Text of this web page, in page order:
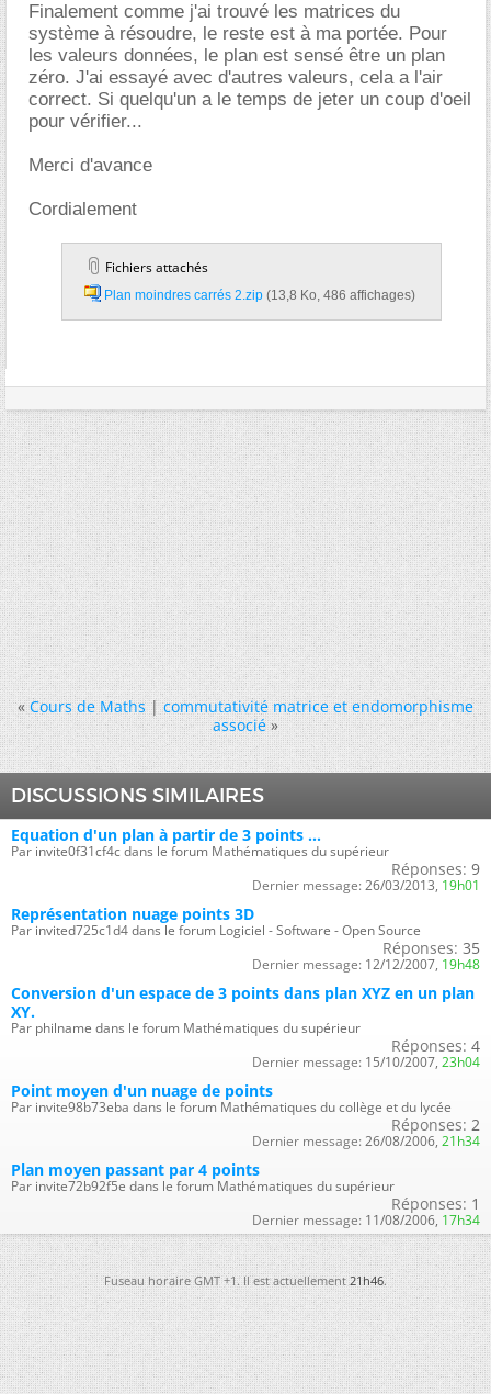
Finalement comme j'ai trouvé les matrices du
système à résoudre, le reste est à ma portée. Pour
les valeurs données, le plan est sensé être un plan
zéro. J'ai essayé avec d'autres valeurs, cela a l'air
correct. Si quelqu'un a le temps de jeter un coup d'oeil
pour vérifier...
Merci d'avance
Cordialement
Fichiers attachés
Plan moindres carrés 2.zip‎ (13,8 Ko, 486 affichages)
« Cours de Maths|commutativité matrice et endomorphisme
associé »
DISCUSSIONS SIMILAIRES
Equation d'un plan à partir de 3 points ...
Par invite0f31cf4c dans le forum Mathématiques du supérieur
Réponses: 9
Dernier message: 26/03/2013, 19h01
Représentation nuage points 3D
Par invited725c1d4 dans le forum Logiciel - Software - Open Source
Réponses: 35
Dernier message: 12/12/2007, 19h48
Conversion d'un espace de 3 points dans plan XYZ en un plan
XY.
Par philname dans le forum Mathématiques du supérieur
Réponses: 4
Dernier message: 15/10/2007, 23h04
Point moyen d'un nuage de points
Par invite98b73eba dans le forum Mathématiques du collège et du lycée
Réponses: 2
Dernier message: 26/08/2006, 21h34
Plan moyen passant par 4 points
Par invite72b92f5e dans le forum Mathématiques du supérieur
Réponses: 1
Dernier message: 11/08/2006, 17h34
Fuseau horaire GMT +1. Il est actuellement21h46.